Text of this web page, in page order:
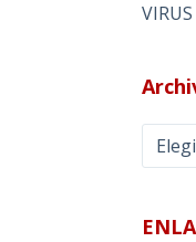
Archivos